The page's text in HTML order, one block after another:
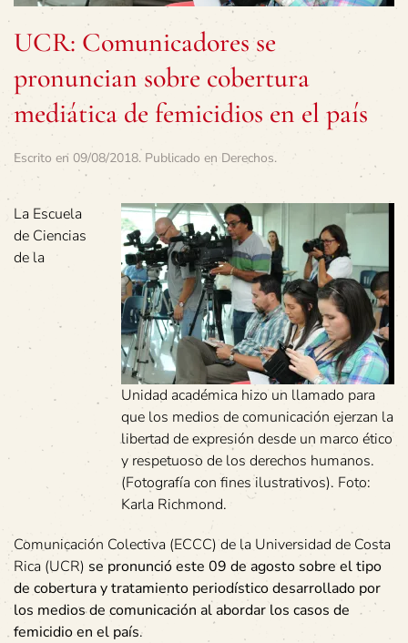
UCR: Comunicadores se
pronuncian sobre cobertura
mediática de femicidios en el país
Escrito en 09/08/2018. Publicado en Derechos.
Unidad académica hizo un llamado para
que los medios de comunicación ejerzan la
libertad de expresión desde un marco ético
y respetuoso de los derechos humanos.
(Fotografía con fines ilustrativos). Foto:
Karla Richmond.
La Escuela
de Ciencias
de la
Comunicación Colectiva (ECCC) de la Universidad de Costa
Rica (UCR) se pronunció este 09 de agosto sobre el tipo
de cobertura y tratamiento periodístico desarrollado por
los medios de comunicación al abordar los casos de
femicidio en el país.